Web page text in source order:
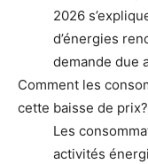
2026
d’énergies
demande due
Comment les
cette baisse de prix?
Les
activités